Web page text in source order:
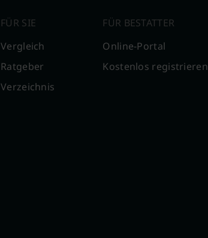
FÜR SIE
Vergleich
Ratgeber
Verzeichnis
FÜR BESTATTER
Online-Portal
Kostenlos registrieren